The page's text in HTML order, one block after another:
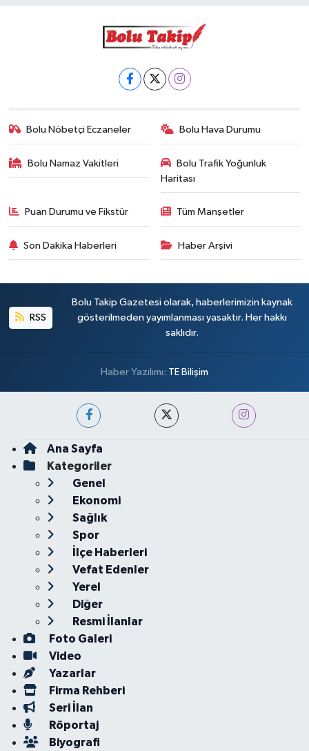
Bolu Nöbetçi Eczaneler Bolu Hava Durumu
Bolu Namaz Vakitleri
Bolu Trafik Yoğunluk
Haritası
Puan Durumu ve Fikstür Tüm Manşetler
Son Dakika Haberleri Haber Arşivi
RSS
Bolu Takip Gazetesi olarak, haberlerimizin kaynak
gösterilmeden yayımlanması yasaktır. Her hakkı
saklıdır.
Haber Yazılımı: TE Bilişim
Ana Sayfa
Kategoriler
Genel
Ekonomi
Sağlık
Spor
İlçe Haberleri
Vefat Edenler
Yerel
Diğer
Resmi İlanlar
Foto Galeri
Video
Yazarlar
Firma Rehberi
Seri İlan
Röportaj
Biyografi